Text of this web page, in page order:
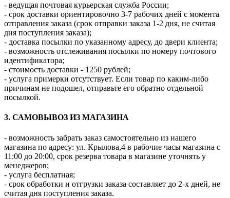
- ведущая почтовая курьерская служба России;
- срок доставки ориентировочно 3-7 рабочих дней с момента
отправления заказа (срок отправки заказа 1-2 дня, не считая
дня поступления заказа);
- доставка посылки по указанному адресу, до двери клиента;
- возможность отслеживания посылки по номеру почтового
идентификатора;
- стоимость доставки - 1250 рублей;
- услуга примерки отсутствует. Если товар по каким-либо
причинам не подошел, отправьте его обратно отдельной
посылкой.
3. САМОВЫВОЗ ИЗ МАГАЗИНА
- возможность забрать заказ самостоятельно из нашего
магазина по адресу: ул. Крылова,4 в рабочие часы магазина с
11:00 до 20:00, срок резерва товара в магазине уточнять у
менеджеров;
- услуга бесплатная;
- срок обработки и отгрузки заказа составляет до 2-х дней, не
считая дня поступления заказа.